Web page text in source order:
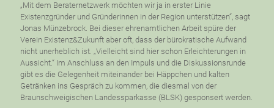
„Mit dem Beraternetzwerk möchten wir ja in erster Linie
Existenzgründer und Gründerinnen in der Region unterstützen“, sagt
Jonas Münzebrock. Bei dieser ehrenamtlichen Arbeit spüre der
Verein Existenz&Zukunft aber oft, dass der bürokratische Aufwand
nicht unerheblich ist. „Vielleicht sind hier schon Erleichterungen in
Aussicht.“ Im Anschluss an den Impuls und die Diskussionsrunde
gibt es die Gelegenheit miteinander bei Häppchen und kalten
Getränken ins Gespräch zu kommen, die diesmal von der
Braunschweigischen Landessparkasse (BLSK) gesponsert werden.